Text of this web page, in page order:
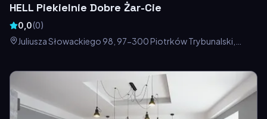
HELL Piekielnie Dobre Żar-Cie
0,0(0)
Juliusza Słowackiego 98, 97-300 Piotrków Trybunalski,